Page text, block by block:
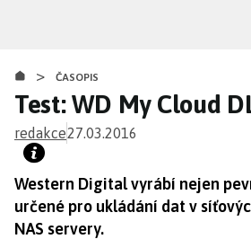
obsahu
> ČASOPIS
Test: WD My Cloud
redakce27.03.2016
Western Digital vyrábí nejen
určené pro ukládání dat v
NAS servery.